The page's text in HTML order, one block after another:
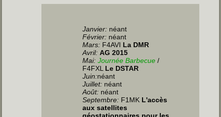
Janvier: néant
Février: néant
Mars: F4AVI La DMR
Avril:AG 2015
Mai: Journée Barbecue /
F4FXL Le DSTAR
Juin:néant
Juillet: néant
Août: néant
Septembre: F1MK L'accès
aux satellites